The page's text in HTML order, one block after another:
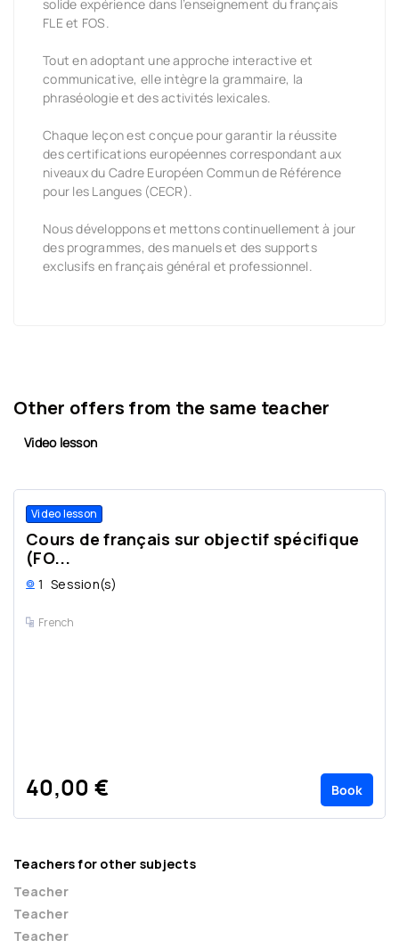
solide expérience dans l’enseignement du français
FLE et FOS.
Tout en adoptant une approche interactive et
communicative, elle intègre la grammaire, la
phraséologie et des activités lexicales.
Chaque leçon est conçue pour garantir la réussite
des certifications européennes correspondant aux
niveaux du Cadre Européen Commun de Référence
pour les Langues (CECR).
Nous développons et mettons continuellement à jour
des programmes, des manuels et des supports
exclusifs en français général et professionnel.
Other offers from the same teacher
Video lesson
Video lesson
Cours de français sur objectif spécifique
(FO...
1 Session(s)
French
40,00 € Book
Teachers for other subjects
Teacher
Teacher
Teacher